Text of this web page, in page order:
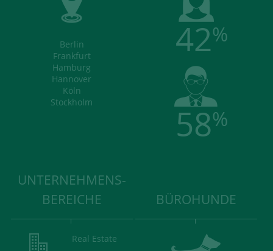
Berlin
Frankfurt
Hamburg
Hannover
Köln
Stockholm
42%
58%
UNTERNEHMENS-
BEREICHE
Real Estate
BÜROHUNDE